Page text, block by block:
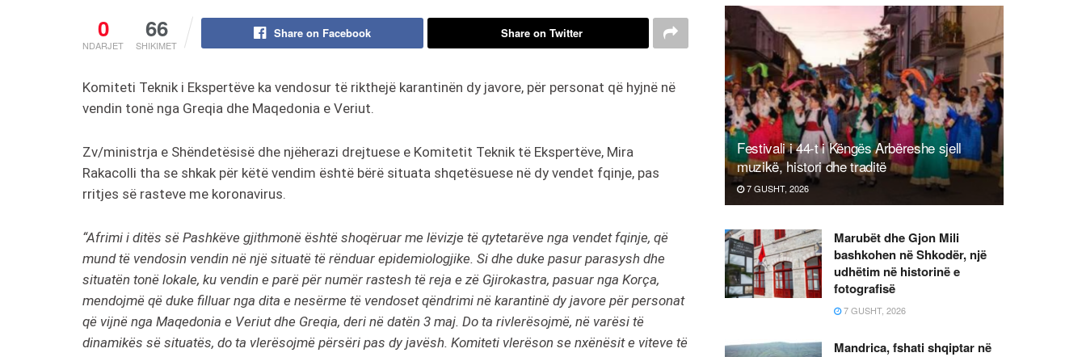
0
NDARJET
66
SHIKIMET
Share on Facebook Share on Twitter
Komiteti Teknik i Ekspertëve ka vendosur të rikthejë karantinën dy javore, për personat që hyjnë në
vendin tonë nga Greqia dhe Maqedonia e Veriut.
Zv/ministrja e Shëndetësisë dhe njëherazi drejtuese e Komitetit Teknik të Ekspertëve, Mira
Rakacolli tha se shkak për këtë vendim është bërë situata shqetësuese në dy vendet fqinje, pas
rritjes së rasteve me koronavirus.
“Afrimi i ditës së Pashkëve gjithmonë është shoqëruar me lëvizje të qytetarëve nga vendet fqinje, që
mund të vendosin vendin në një situatë të rënduar epidemiologjike. Si dhe duke pasur parasysh dhe
situatën tonë lokale, ku vendin e parë për numër rastesh të reja e zë Gjirokastra, pasuar nga Korça,
mendojmë që duke filluar nga dita e nesërme të vendoset qëndrimi në karantinë dy javore për personat
që vijnë nga Maqedonia e Veriut dhe Greqia, deri në datën 3 maj. Do ta rivlerësojmë, në varësi të
dinamikës së situatës, do ta vlerësojmë përsëri pas dy javësh. Komiteti vlerëson se nxënësit e viteve të
Festivali i 44-t i Këngës Arbëreshe sjell
muzikë, histori dhe traditë
7 GUSHT, 2026
Marubët dhe Gjon Mili
bashkohen në Shkodër, një
udhëtim në historinë e
fotografisë
7 GUSHT, 2026
Mandrica, fshati shqiptar në